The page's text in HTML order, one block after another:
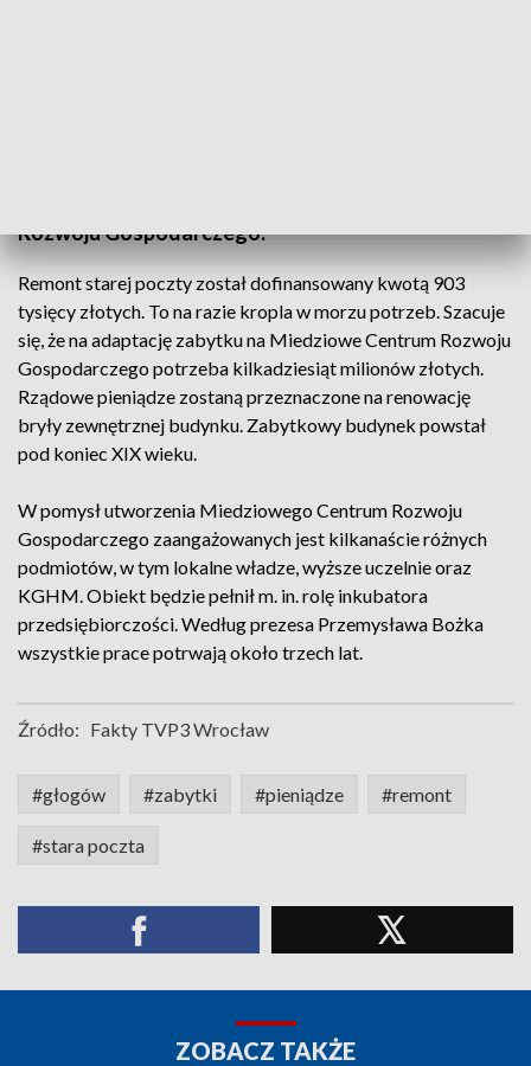
Rozwoju Gospodarczego.
Remont starej poczty został dofinansowany kwotą 903
tysięcy złotych. To na razie kropla w morzu potrzeb. Szacuje
się, że na adaptację zabytku na Miedziowe Centrum Rozwoju
Gospodarczego potrzeba kilkadziesiąt milionów złotych.
Rządowe pieniądze zostaną przeznaczone na renowację
bryły zewnętrznej budynku. Zabytkowy budynek powstał
pod koniec XIX wieku.
W pomysł utworzenia Miedziowego Centrum Rozwoju
Gospodarczego zaangażowanych jest kilkanaście różnych
podmiotów, w tym lokalne władze, wyższe uczelnie oraz
KGHM. Obiekt będzie pełnił m. in. rolę inkubatora
przedsiębiorczości. Według prezesa Przemysława Bożka
wszystkie prace potrwają około trzech lat.
Źródło: Fakty TVP3 Wrocław
#głogów #zabytki #pieniądze #remont
#stara poczta
ZOBACZ TAKŻE